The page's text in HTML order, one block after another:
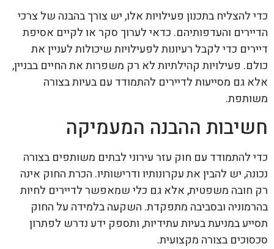
כדי להצליח בתכנון פעילויות אלו, יש צורך בהבנה של צרכי
הדיירים והעדפותיהם. כדאי לערוך סקר או לקיים אסיפת
דיירים כדי לקבל רעיונות לפעילויות שיכולות לעניין את
כולם. פעילויות קהילתיות לא רק משפרות את החיים בבניין,
אלא גם מסייעות לדיירים להתמודד עם בעיות בצורה
משותפת.
חשיבות ההבנה המעמיקה
כדי להתמודד עם חוק עזר עירוני לבתים משותפים בצורה
נכונה, יש להבין את עקרונותיו ודרישותיו. הכרת החוק אינה
רק חובה משפטית, אלא גם כלי שמאפשר לדיירים לחיות
בהרמוניה ובסביבה מתפקדת. השקעה בלמידה על החוק
תסייע במניעת בעיות עתידיות, ותספק ידע נדרש לפתרון
סכסוכים בצורה מקצועית.